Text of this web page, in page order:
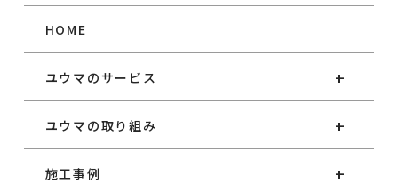
HOME
ユウマのサービス
ユウマの取り組み
施工事例